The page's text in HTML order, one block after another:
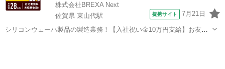
株式会社BREXA Next
佐賀県 東山代駅
提携サイト 7月21日
シリコンウェーハ製品の製造業務！【入社祝い金10万円支給】お友達